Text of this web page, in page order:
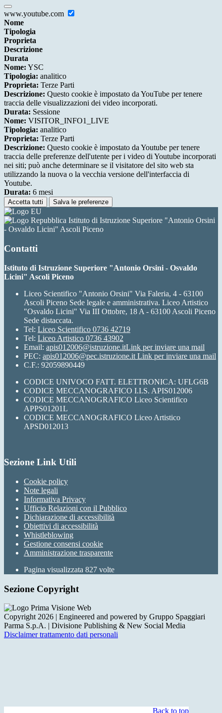
www.youtube.com
Nome
Tipologia
Proprieta
Descrizione
Durata
Nome: YSC
Tipologia: analitico
Proprieta: Terze Parti
Descrizione: Questo cookie è impostato da YouTube per tenere
traccia delle visualizzazioni dei video incorporati.
Durata: Sessione
Nome: VISITOR_INFO1_LIVE
Tipologia: analitico
Proprieta: Terze Parti
Descrizione: Questo cookie è impostato da Youtube per tenere
traccia delle preferenze dell'utente per i video di Youtube incorporati
nei siti; può anche determinare se il visitatore del sito web sta
utilizzando la nuova o la vecchia versione dell'interfaccia di
Youtube.
Durata: 6 mesi
Accetta tutti Salva le preferenze
Istituto di Istruzione Superiore "Antonio Orsini
- Osvaldo Licini" Ascoli Piceno
Contatti
Istituto di Istruzione Superiore "Antonio Orsini - Osvaldo
Licini" Ascoli Piceno
Liceo Scientifico "Antonio Orsini" Via Faleria, 4 - 63100
Ascoli Piceno Sede legale e amministrativa. Liceo Artistico
"Osvaldo Licini" Via III Ottobre, 18 A - 63100 Ascoli Piceno
Sede distaccata.
Tel: Liceo Scientifico 0736 42719
Tel: Liceo Artistico 0736 43902
Email: apis012006@istruzione.itLink per inviare una mail
PEC: apis012006@pec.istruzione.it Link per inviare una mail
C.F.: 92059890449
CODICE UNIVOCO FATT. ELETTRONICA: UFLG6B
CODICE MECCANOGRAFICO I.I.S. APIS012006
CODICE MECCANOGRAFICO Liceo Scientifico
APPS01201L
CODICE MECCANOGRAFICO Liceo Artistico
APSD012013
Sezione Link Utili
Cookie policy
Note legali
Informativa Privacy
Ufficio Relazioni con il Pubblico
Dichiarazione di accessibilità
Obiettivi di accessibilità
Whistleblowing
Gestione consensi cookie
Amministrazione trasparente
Pagina visualizzata 827 volte
Sezione Copyright
Copyright 2026 | Engineered and powered by Gruppo Spaggiari
Parma S.p.A. | Divisione Publishing & New Social Media
Disclaimer trattamento dati personali
Back to top